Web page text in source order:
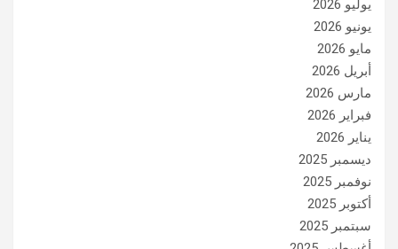
يوليو 2026
يونيو 2026
مايو 2026
أبريل 2026
مارس 2026
فبراير 2026
يناير 2026
ديسمبر 2025
نوفمبر 2025
أكتوبر 2025
سبتمبر 2025